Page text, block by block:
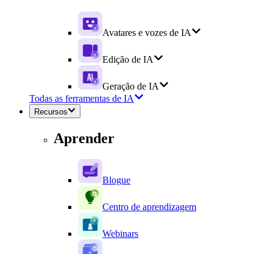
Avatares e vozes de IA
Edição de IA
Geração de IA
Todas as ferramentas de IA
Recursos
Aprender
Blogue
Centro de aprendizagem
Webinars